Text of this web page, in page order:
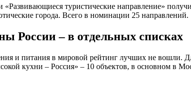
туристические направление»
города. Всего в номинации 25 направлений.
России – в отдельных списках
и питания в мировой рейтинг лучших не вошли.
кухни – Россия» – 10 объектов, в основном в